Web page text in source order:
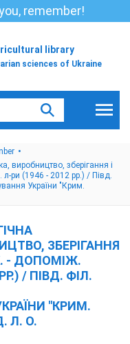
remember!
library
sciences of Ukraine
виробництво, зберігання і
ри (1946 - 2012 рр.) / Півд.
України "Крим.
ЗБЕРІГАННЯ
- ДОПОМІЖ.
/ ПІВД. ФІЛ.
"КРИМ.
Л. О.